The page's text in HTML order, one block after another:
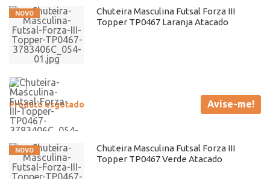
Chuteira Masculina Futsal Forza III
Topper TP0467 Laranja Atacado
Produto esgotado Avise-me!
Chuteira Masculina Futsal Forza III
Topper TP0467 Verde Atacado